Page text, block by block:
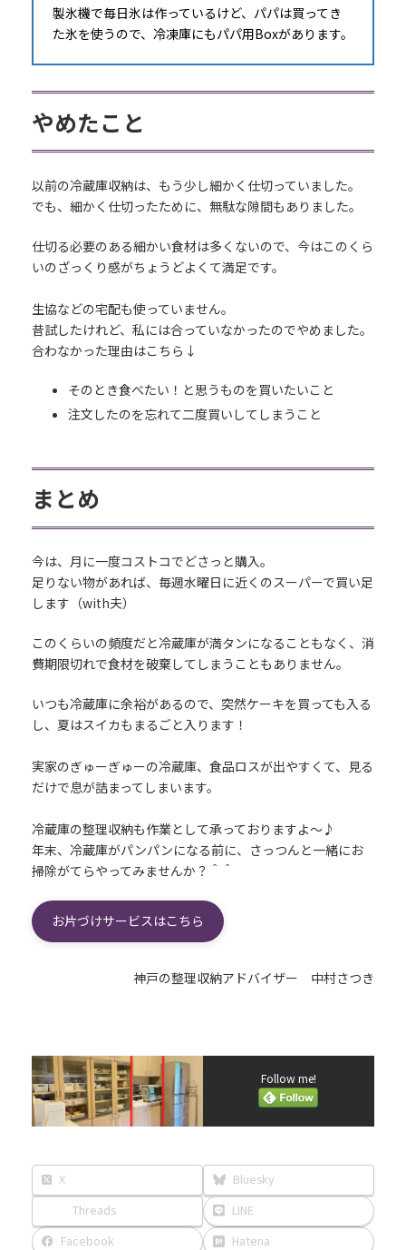
製氷機で毎日氷は作っているけど、パパは買ってき
た氷を使うので、冷凍庫にもパパ用Boxがあります。
やめたこと
以前の冷蔵庫収納は、もう少し細かく仕切っていました。
でも、細かく仕切ったために、無駄な隙間もありました。
仕切る必要のある細かい食材は多くないので、今はこのくら
いのざっくり感がちょうどよくて満足です。
生協などの宅配も使っていません。
昔試したけれど、私には合っていなかったのでやめました。
合わなかった理由はこちら↓
そのとき食べたい！と思うものを買いたいこと
注文したのを忘れて二度買いしてしまうこと
まとめ
今は、月に一度コストコでどさっと購入。
足りない物があれば、毎週水曜日に近くのスーパーで買い足
します（with夫）
このくらいの頻度だと冷蔵庫が満タンになることもなく、消
費期限切れで食材を破棄してしまうこともありません。
いつも冷蔵庫に余裕があるので、突然ケーキを買っても入る
し、夏はスイカもまるごと入ります！
実家のぎゅーぎゅーの冷蔵庫、食品ロスが出やすくて、見る
だけで息が詰まってしまいます。
冷蔵庫の整理収納も作業として承っておりますよ～♪
年末、冷蔵庫がパンパンになる前に、さっつんと一緒にお
掃除がてらやってみませんか？＾＾
お片づけサービスはこちら
神戸の整理収納アドバイザー 中村さつき
Follow me!
Facebook
X
Bluesky
Threads
Hatena
LINE